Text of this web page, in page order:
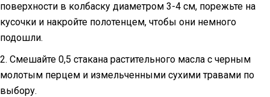
поверхности в колбаску диаметром 3-4 см, порежьте на
кусочки и накройте полотенцем, чтобы они немного
подошли.
2. Смешайте 0,5 стакана растительного масла с черным
молотым перцем и измельченными сухими травами по
выбору.